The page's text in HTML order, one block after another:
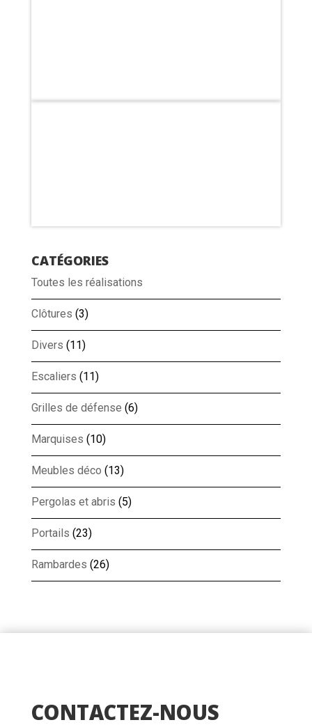
CATÉGORIES
Toutes les réalisations
Clôtures (3)
Divers (11)
Escaliers (11)
Grilles de défense (6)
Marquises (10)
Meubles déco (13)
Pergolas et abris (5)
Portails (23)
Rambardes (26)
CONTACTEZ-NOUS